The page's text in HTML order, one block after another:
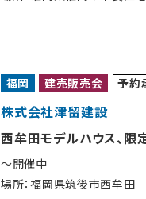
福岡 建売販売会 予約
株式会社津留建設
西牟田モデルハウス、限
〜開催中
場所：福岡県筑後市西牟田